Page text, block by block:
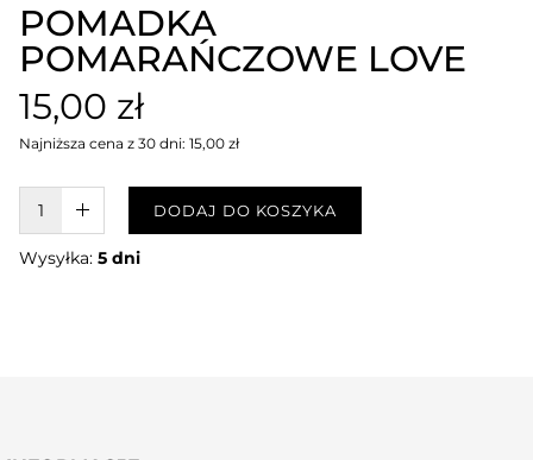
POMADKA
POMARAŃCZOWE LOVE
15,00 zł
Najniższa cena z 30 dni: 15,00 zł
W KOSZYKU :)DODAJ DO KOSZYKA
Wysyłka:5 dni